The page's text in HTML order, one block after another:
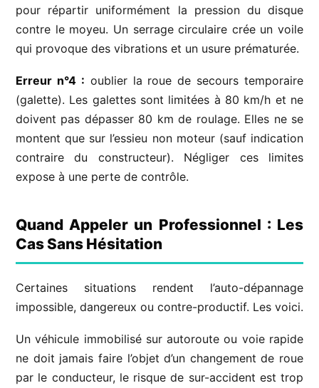
pour répartir uniformément la pression du disque
contre le moyeu. Un serrage circulaire crée un voile
qui provoque des vibrations et un usure prématurée.
Erreur n°4 : oublier la roue de secours temporaire
(galette). Les galettes sont limitées à 80 km/h et ne
doivent pas dépasser 80 km de roulage. Elles ne se
montent que sur l’essieu non moteur (sauf indication
contraire du constructeur). Négliger ces limites
expose à une perte de contrôle.
Quand Appeler un Professionnel : Les
Cas Sans Hésitation
Certaines situations rendent l’auto-dépannage
impossible, dangereux ou contre-productif. Les voici.
Un véhicule immobilisé sur autoroute ou voie rapide
ne doit jamais faire l’objet d’un changement de roue
par le conducteur, le risque de sur-accident est trop